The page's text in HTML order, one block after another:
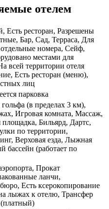
отелем
Есть ресторан, Разрешены
Бар, Сад, Терраса, Для
номера, Сейф,
местами для
всей территории отеля
Есть ресторан (меню),
лиц
парковка
(в пределах 3 км),
Игровая комната, Массаж,
площадка, Бильярд, Дартс,
по территории,
Верховая езда, Лыжная
бассейн (работает по
Прокат
ланчи,
Есть ксерокопирование
лыжах к отелю, Трансфер
(платный)